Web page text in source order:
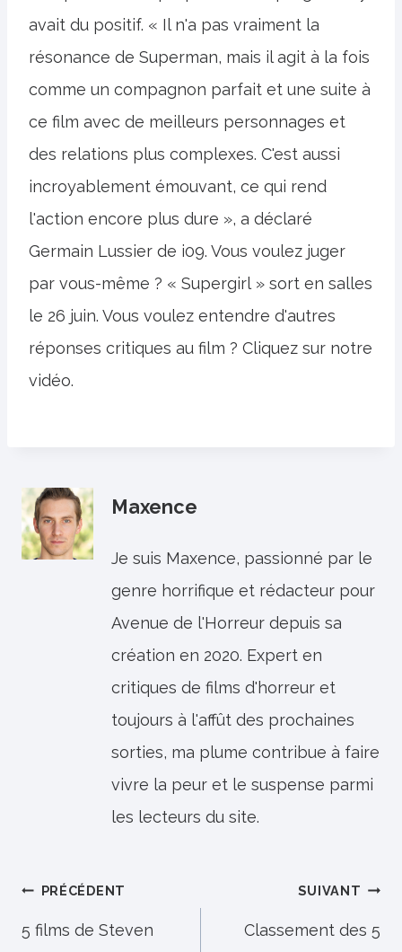
avait du positif. « Il n'a pas vraiment la
résonance de Superman, mais il agit à la fois
comme un compagnon parfait et une suite à
ce film avec de meilleurs personnages et
des relations plus complexes. C'est aussi
incroyablement émouvant, ce qui rend
l'action encore plus dure », a déclaré
Germain Lussier de i09. Vous voulez juger
par vous-même ? « Supergirl » sort en salles
le 26 juin. Vous voulez entendre d'autres
réponses critiques au film ? Cliquez sur notre
vidéo.
Maxence
Je suis Maxence, passionné par le
genre horrifique et rédacteur pour
Avenue de l'Horreur depuis sa
création en 2020. Expert en
critiques de films d'horreur et
toujours à l'affût des prochaines
sorties, ma plume contribue à faire
vivre la peur et le suspense parmi
les lecteurs du site.
Navigation
de
PRÉCÉDENT
5 films de Steven
SUIVANT
Classement des 5